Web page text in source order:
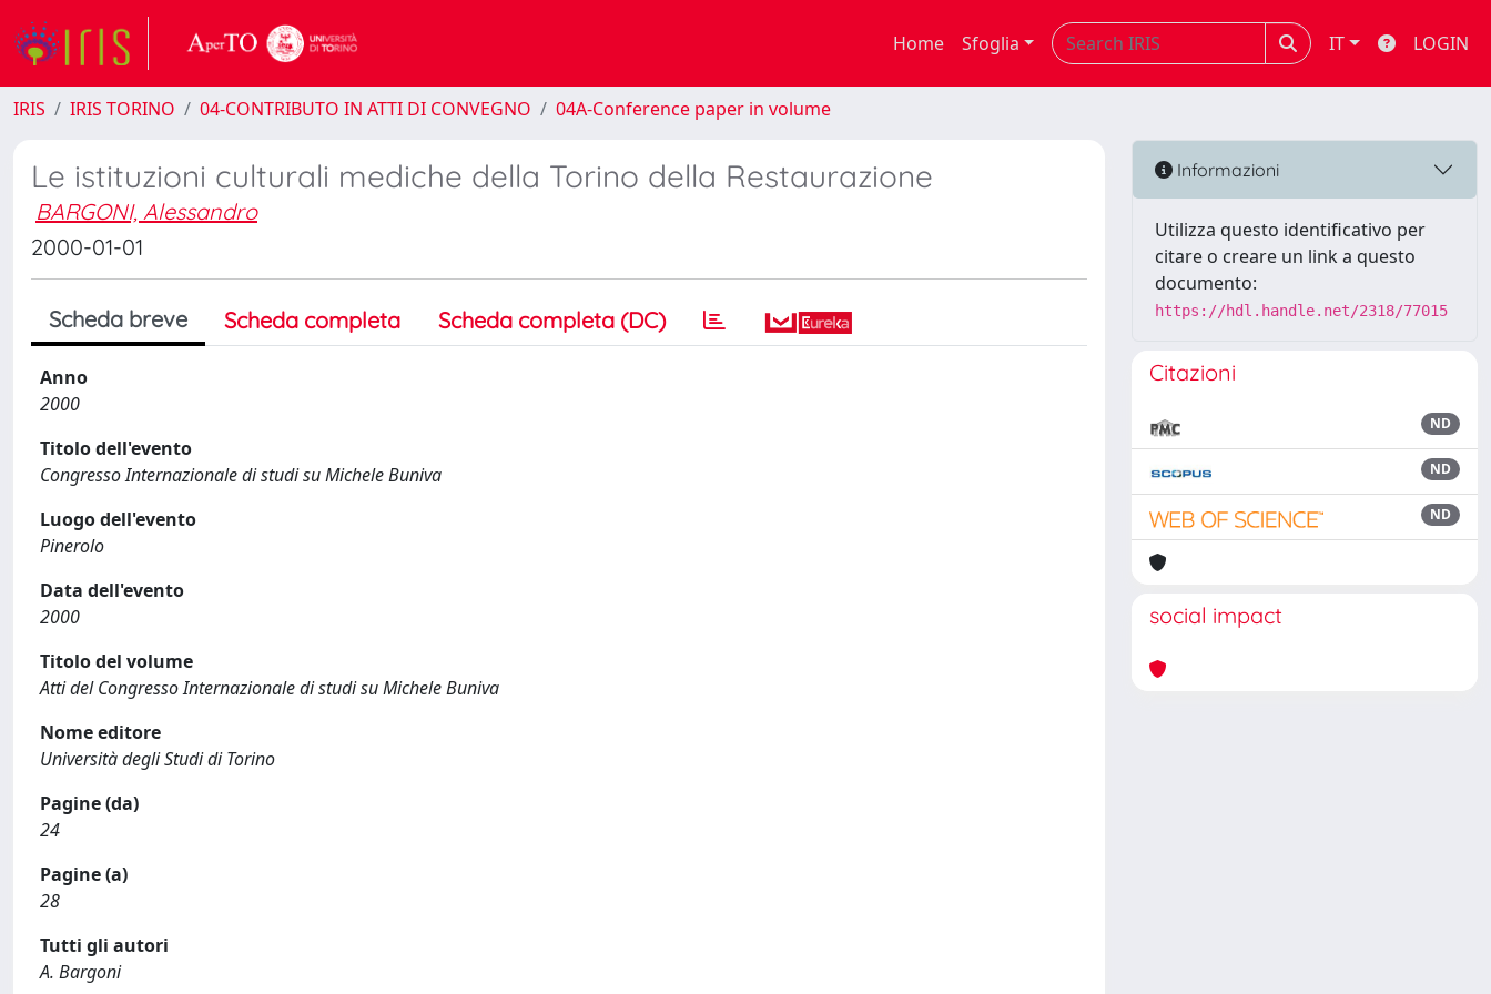
Home Sfoglia IT LOGIN
IRIS IRIS TORINO 04-CONTRIBUTO IN ATTI DI CONVEGNO 04A-Conference paper in volume
Le istituzioni culturali mediche della Torino della Restaurazione
BARGONI, Alessandro
2000-01-01
Scheda breve Scheda completa Scheda completa (DC)
Anno
2000
Titolo dell'evento
Congresso Internazionale di studi su Michele Buniva
Luogo dell'evento
Pinerolo
Data dell'evento
2000
Titolo del volume
Atti del Congresso Internazionale di studi su Michele Buniva
Nome editore
Università degli Studi di Torino
Pagine (da)
24
Pagine (a)
28
Tutti gli autori
A. Bargoni
Informazioni
Utilizza questo identificativo per
citare o creare un link a questo
documento:
https://hdl.handle.net/2318/77015
Citazioni
ND
ND
ND
social impact